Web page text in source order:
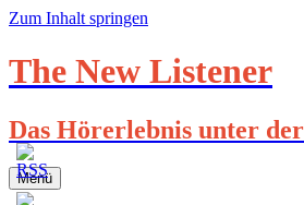
Zum Inhalt springen
The New Listener
Das Hörerlebnis unter
Menü